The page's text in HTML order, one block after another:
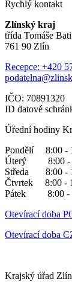
Rychlý kontakt
Zlínský kraj
třída Tomáše Bati
761 90 Zlín
Recepce: +420
IČO: 70891320
ID datové
Úřední hodiny
Pondělí 8:00 -
Úterý 8:00 -
Středa 8:00 -
Čtvrtek 8:00 -
Pátek 8:00 -
Otevírací doba
Otevírací doba
Krajský úřad